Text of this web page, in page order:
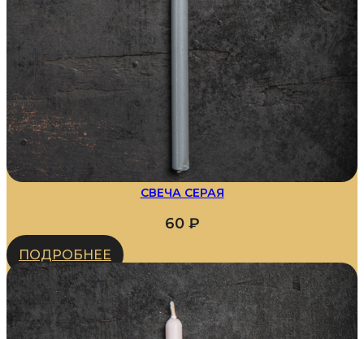
СВЕЧА СЕРАЯ
60 ₽
ПОДРОБНЕЕ